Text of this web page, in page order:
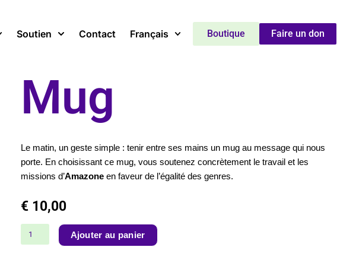
Soutien Contact Français Faire un don
Boutique
Mug
Le matin, un geste simple : tenir entre ses mains un mug au message qui nous
porte. En choisissant ce mug, vous soutenez concrètement le travail et les
missions d’Amazone en faveur de l’égalité des genres.
€ 10,00
quantité
de
Ajouter au panier